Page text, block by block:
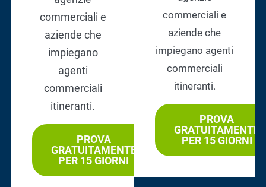
commerciali e
aziende che
impiegano
agenti
commerciali
itineranti.
PROVA
GRATUITAMENTE
PER 15 GIORNI
commerciali e
aziende che
impiegano agenti
commerciali
itineranti.
PROVA
GRATUITAMENTE
PER 15 GIORNI